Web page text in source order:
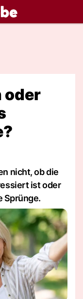
oder
nicht, ob die
ist oder
Sprünge.